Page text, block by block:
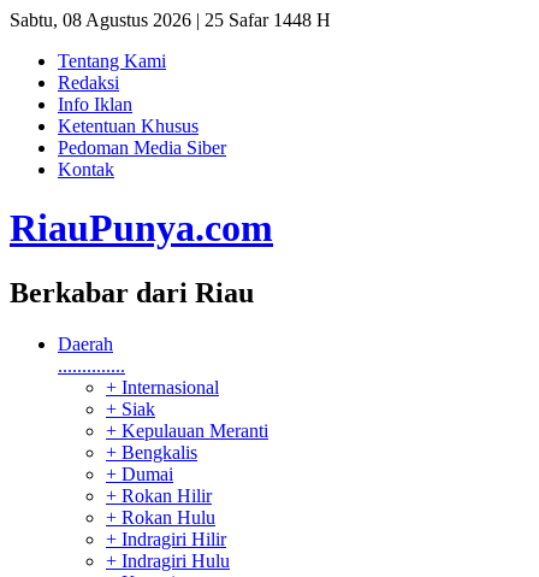
Sabtu, 08 Agustus 2026 | 25 Safar 1448 H
Tentang Kami
Redaksi
Info Iklan
Ketentuan Khusus
Pedoman Media Siber
Kontak
RiauPunya.com
Berkabar dari Riau
Daerah
..............
+ Internasional
+ Siak
+ Kepulauan Meranti
+ Bengkalis
+ Dumai
+ Rokan Hilir
+ Rokan Hulu
+ Indragiri Hilir
+ Indragiri Hulu